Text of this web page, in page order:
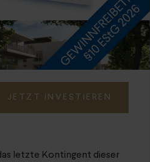
JETZT INVESTIEREN
letzte Kontingent dieser